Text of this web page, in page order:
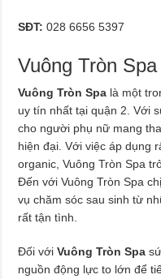
SĐT: 028 6656 5397
Vuông Tròn Spa
Vuông Tròn Spa là một
uy tín nhất tại quận 2. Với
cho người phụ nữ mang
hiện đại. Với việc áp dụng
organic, Vuông Tròn Spa
Đến với Vuông Tròn Spa
vụ chăm sóc sau sinh từ
rất tận tình.
Đối vớiVuông Tròn Spa
nguồn động lực to lớn để